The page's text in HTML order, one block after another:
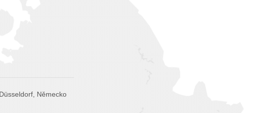
Düsseldorf, Německo